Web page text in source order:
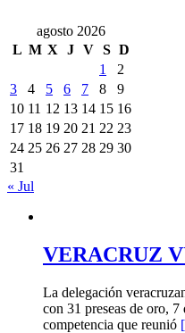
agosto 2026
L M X J V S D
1
2
3
4 5 6 7 8
9
10 11 12 13 14 15 16
17 18 19 20 21 22 23
24 25 26 27 28 29 30
31
« Jul
VERACRUZ
La delegación
con 31 preseas de oro,
competencia que reunió